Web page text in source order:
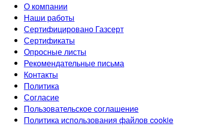
О компании
Наши работы
Сертифицировано Газсерт
Сертификаты
Опросные листы
Рекомендательные письма
Контакты
Политика
Согласие
Пользовательское соглашение
Политика использования файлов cookie